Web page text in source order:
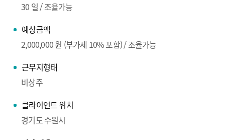
30 일 / 조율가능
예상금액
2,000,000 원 (부가세 10% 포함) / 조율가능
근무지형태
비상주
클라이언트 위치
경기도 수원시